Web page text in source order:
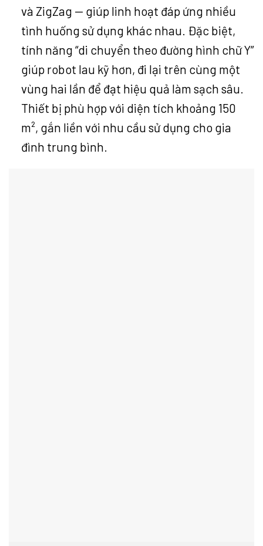
và ZigZag — giúp linh hoạt đáp ứng nhiều
tình huống sử dụng khác nhau. Đặc biệt,
tính năng “di chuyển theo đường hình chữ Y”
giúp robot lau kỹ hơn, đi lại trên cùng một
vùng hai lần để đạt hiệu quả làm sạch sâu.
Thiết bị phù hợp với diện tích khoảng 150
m², gắn liền với nhu cầu sử dụng cho gia
đình trung bình.